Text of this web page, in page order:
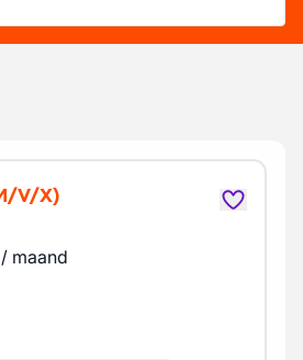
V/X)
/ maand